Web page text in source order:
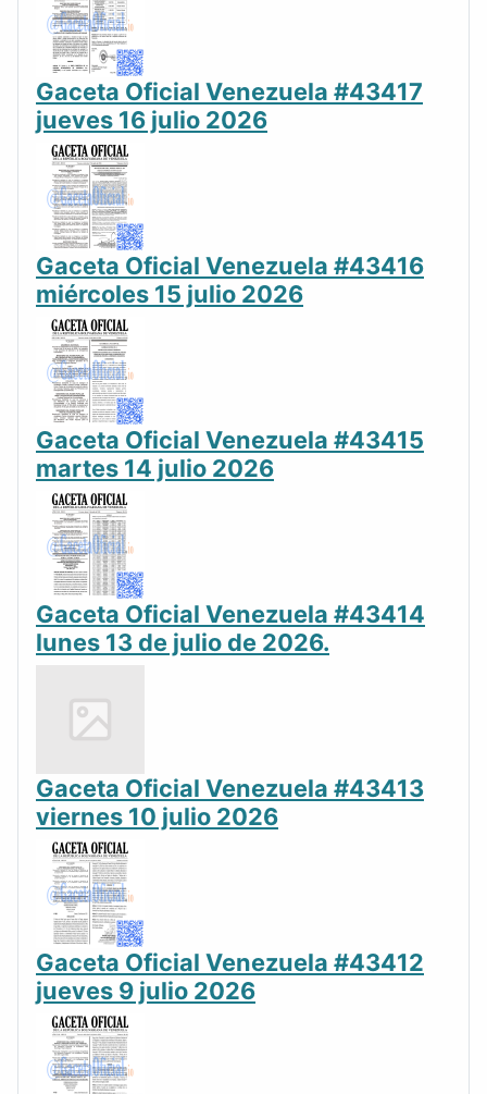
Gaceta Oficial Venezuela #43417
jueves 16 julio 2026
Gaceta Oficial Venezuela #43416
miércoles 15 julio 2026
Gaceta Oficial Venezuela #43415
martes 14 julio 2026
Gaceta Oficial Venezuela #43414
lunes 13 de julio de 2026.
Gaceta Oficial Venezuela #43413
viernes 10 julio 2026
Gaceta Oficial Venezuela #43412
jueves 9 julio 2026